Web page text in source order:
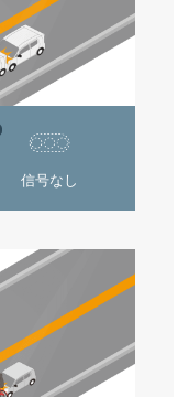
信号なし